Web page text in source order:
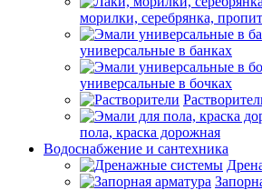
морилки, серебрянка,
универсальные в банках
универсальные в бочках
пола, краска дорожная
Водоснабжение и сантехника